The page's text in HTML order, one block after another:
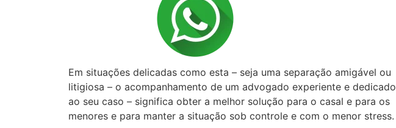
Precisa de um advogado
especialista em Divórcio?
Em situações delicadas como esta – seja uma separação amigável ou
litigiosa – o acompanhamento de um advogado experiente e dedicado
ao seu caso – significa obter a melhor solução para o casal e para os
menores e para manter a situação sob controle e com o menor stress.